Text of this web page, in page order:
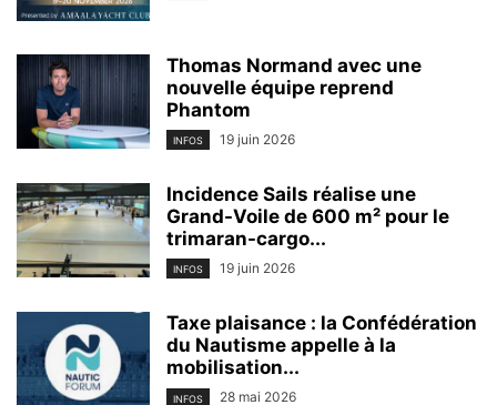
Thomas Normand avec une
nouvelle équipe reprend
Phantom
INFOS 19 juin 2026
Incidence Sails réalise une
Grand-Voile de 600 m² pour le
trimaran-cargo...
INFOS 19 juin 2026
Taxe plaisance : la Confédération
du Nautisme appelle à la
mobilisation...
INFOS 28 mai 2026